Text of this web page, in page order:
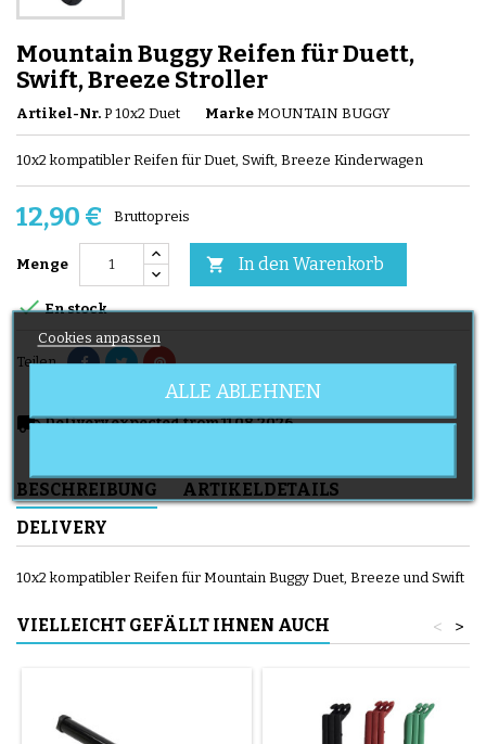
Mountain Buggy Reifen für Duett,
Swift, Breeze Stroller
Artikel-Nr. P 10x2 Duet Marke MOUNTAIN BUGGY
10x2 kompatibler Reifen für Duet, Swift, Breeze Kinderwagen
12,90 € Bruttopreis
Menge  In den Warenkorb
En stock
Teilen
local_shippingDelivery expected from 11.08.2026
BESCHREIBUNG
ARTIKELDETAILS
DELIVERY
10x2 kompatibler Reifen für Mountain Buggy Duet, Breeze und Swift
VIELLEICHT GEFÄLLT IHNEN AUCH >
<
Cookies anpassen
ALLE ABLEHNEN